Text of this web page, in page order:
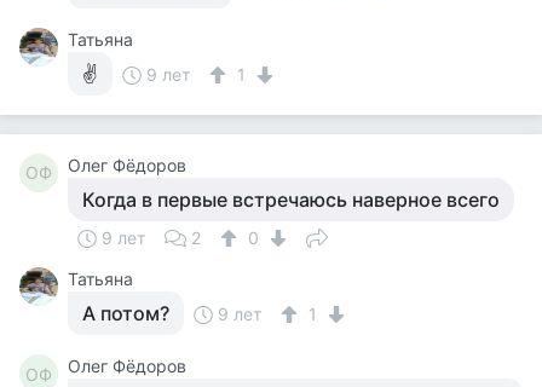
Татьяна
✌ 9 лет 1
ОФ Олег Фёдоров
Когда в первые встречаюсь наверное всего
9 лет 2
0
Татьяна
А потом? 9 лет 1
ОФ Олег Фёдоров